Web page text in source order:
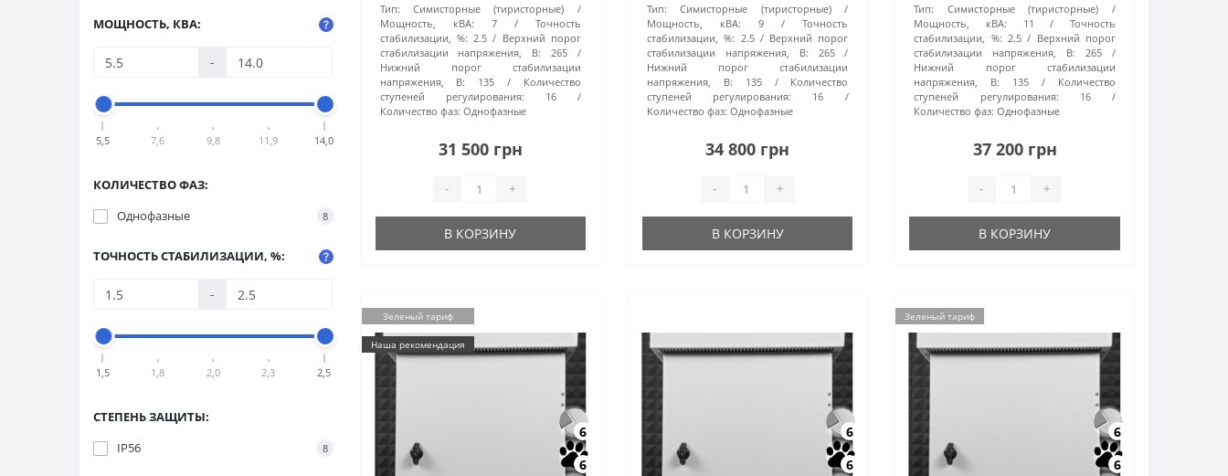
МОЩНОСТЬ, КВА:
-
5,5 7,6 9,8 11,9 14,0
КОЛИЧЕСТВО ФАЗ:
Однофазные
8
ТОЧНОСТЬ СТАБИЛИЗАЦИИ, %:
-
1,5 1,8 2,0 2,3 2,5
СТЕПЕНЬ ЗАЩИТЫ:
IP56
8
Тип:
Симисторные (тиристорные)
Мощность, кВА:
7
Точность
стабилизации, %: 2.5
Верхний порог
стабилизации напряжения, В:
265
Нижний порог стабилизации
напряжения, В:
135
Количество
ступеней регулирования:
16
Количество фаз: Однофазные
31 500 грн
- +
В КОРЗИНУ
Тип:
Симисторные (тиристорные)
Мощность, кВА:
9
Точность
стабилизации, %: 2.5
Верхний порог
стабилизации напряжения, В:
265
Нижний порог стабилизации
напряжения, В:
135
Количество
ступеней регулирования:
16
Количество фаз: Однофазные
34 800 грн
- +
В КОРЗИНУ
Тип:
Симисторные (тиристорные)
Мощность, кВА:
11
Точность
стабилизации, %: 2.5
Верхний порог
стабилизации напряжения, В:
265
Нижний порог стабилизации
напряжения, В:
135
Количество
ступеней регулирования:
16
Количество фаз: Однофазные
37 200 грн
- +
В КОРЗИНУ
Зеленый тариф
Наша рекомендация
6
6
6
6
Зеленый тариф
6
6